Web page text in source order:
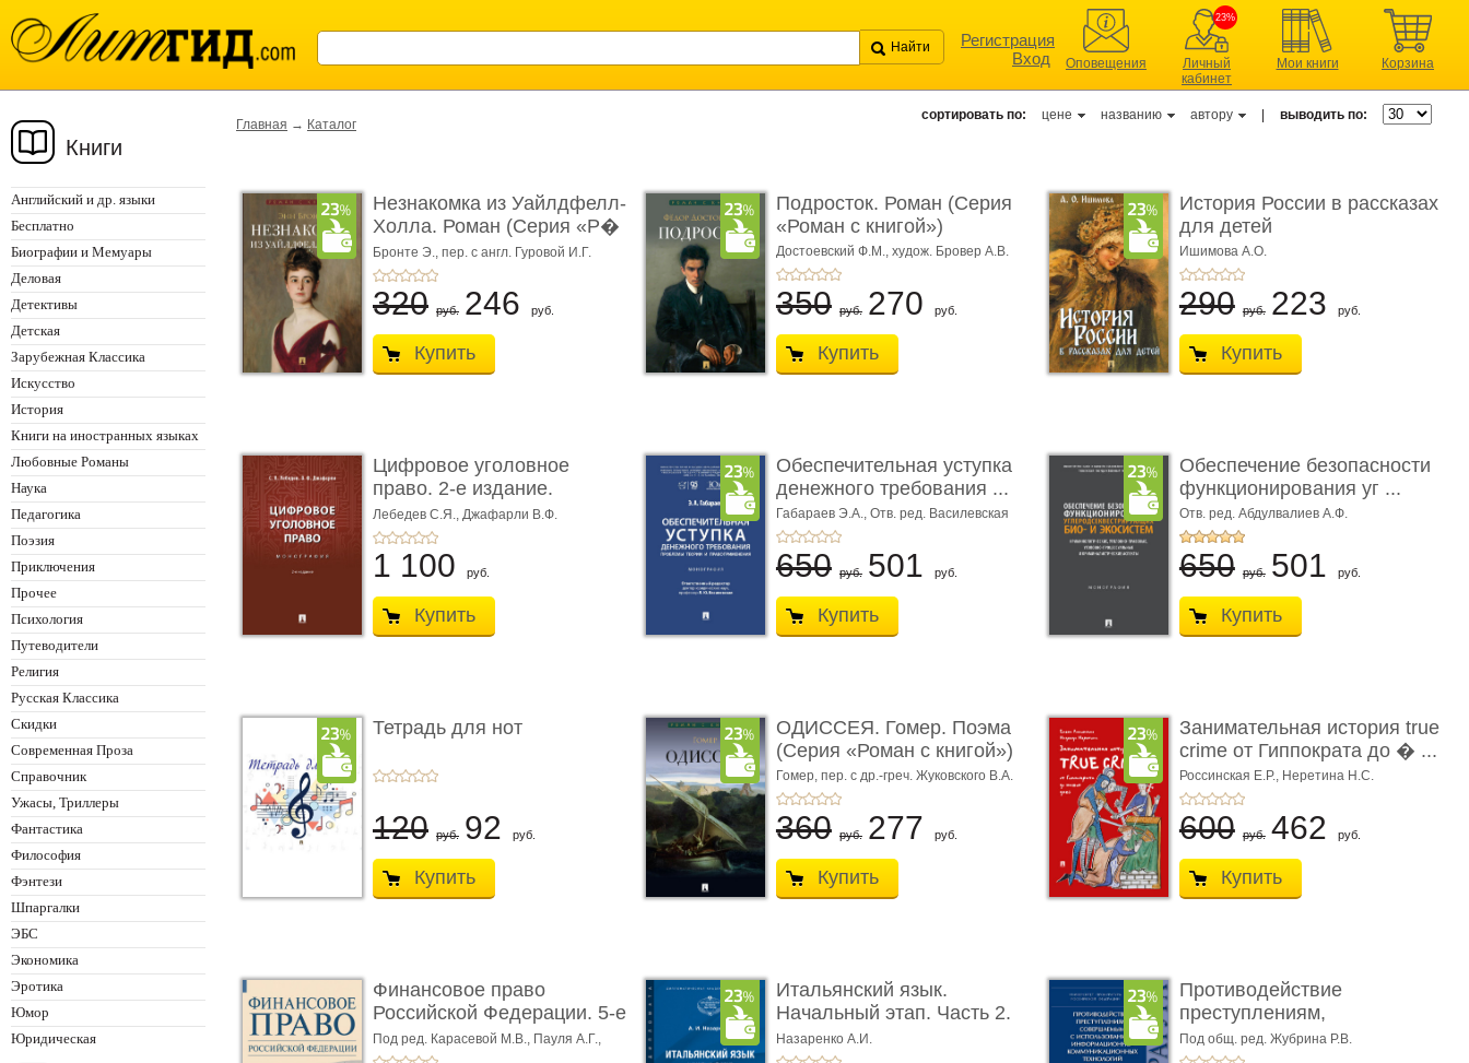
Регистрация
Вход
Оповещения
23%
Личный
кабинет
Мои книги Корзина
Книги
Английский и др. языки
Бесплатно
Биографии и Мемуары
Деловая
Детективы
Детская
Зарубежная Классика
Искусство
История
Книги на иностранных языках
Любовные Романы
Наука
Педагогика
Поэзия
Приключения
Прочее
Психология
Путеводители
Религия
Русская Классика
Скидки
Современная Проза
Справочник
Ужасы, Триллеры
Фантастика
Философия
Фэнтези
Шпаргалки
ЭБС
Экономика
Эротика
Юмор
Юридическая
Главная → Каталог
сортировать по: цене названию автору выводить по:
Незнакомка из Уайлдфелл-
Холла. Роман (Серия «Р�
...
Бронте Э., пер. с англ. Гуровой И.Г.
320 руб. 246 руб.
Купить
Подросток. Роман (Серия
«Роман с книгой»)
Достоевский Ф.М., худож. Бровер А.В.
350 руб. 270 руб.
Купить
История России в рассказах
для детей
Ишимова А.О.
290 руб. 223 руб.
Купить
Цифровое уголовное
право. 2-е издание.
Монограф ...
Лебедев С.Я., Джафарли В.Ф.
1 100 руб.
Купить
Обеспечительная уступка
денежного требования ...
Габараев Э.А., Отв. ред. Василевская
Л.Ю.,вступ. сл. Каретина М.Г.
650 руб. 501 руб.
Купить
Обеспечение безопасности
функционирования уг ...
Отв. ред. Абдулвалиев А.Ф.
650 руб. 501 руб.
Купить
Тетрадь для нот
120 руб. 92 руб.
Купить
ОДИССЕЯ. Гомер. Поэма
(Серия «Роман с книгой»)
Гомер, пер. с др.-греч. Жуковского В.А.
360 руб. 277 руб.
Купить
Занимательная история true
crime от Гиппократа до � ...
Россинская Е.Р., Неретина Н.С.
600 руб. 462 руб.
Купить
Финансовое право
Российской Федерации. 5-е
изд� ...
Под ред. Карасевой М.В., Пауля А.Г.,
Красюкова А.В.
Итальянский язык.
Начальный этап. Часть 2.
Учеб� ...
Назаренко А.И.
Противодействие
преступлениям,
совершаемым с ...
Под общ. ред. Жубрина Р.В.